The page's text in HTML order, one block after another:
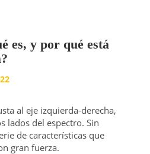
es, y por qué está
al eje izquierda-derecha,
lados del espectro. Sin
de características que
gran fuerza.